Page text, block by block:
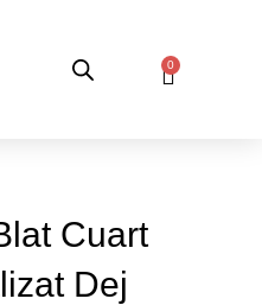
0
Cuart
Dej